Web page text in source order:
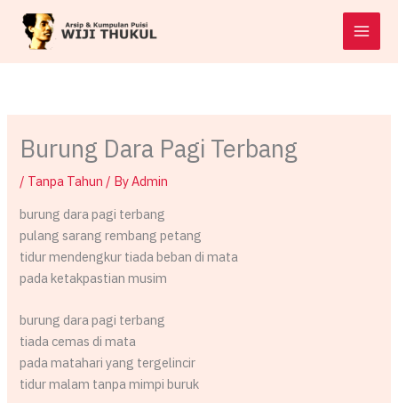
content
Burung Dara Pagi Terbang
/ Tanpa Tahun / ByAdmin
burung dara pagi terbang
pulang sarang rembang petang
tidur mendengkur tiada beban di mata
pada ketakpastian musim
burung dara pagi terbang
tiada cemas di mata
pada matahari yang tergelincir
tidur malam tanpa mimpi buruk